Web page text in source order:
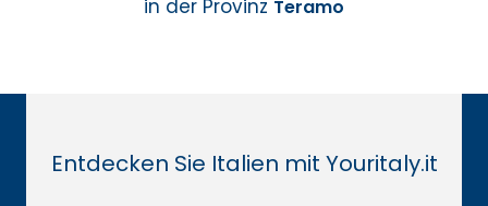
in der Provinz Teramo
Entdecken Sie Italien mit Youritaly.it